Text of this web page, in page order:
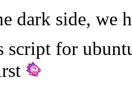
dark side, we
script for